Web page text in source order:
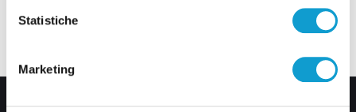
Statistiche
Marketing